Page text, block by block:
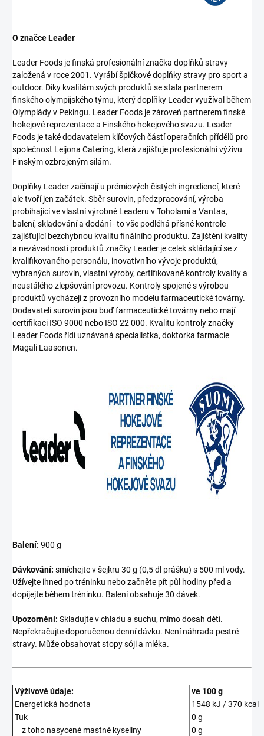
O značce Leader
Leader Foods je finská profesionální značka doplňků stravy
založená v roce 2001. Vyrábí špičkové doplňky stravy pro sport a
outdoor. Díky kvalitám svých produktů se stala partnerem
finského olympijského týmu, který doplňky Leader využíval během
Olympiády v Pekingu. Leader Foods je zároveň partnerem finské
hokejové reprezentace a Finského hokejového svazu. Leader
Foods je také dodavatelem klíčových částí operačních přídělů pro
společnost Leijona Catering, která zajišťuje profesionální výživu
Finským ozbrojeným silám.
Doplňky Leader začínají u prémiových čistých ingrediencí, které
ale tvoří jen začátek. Sběr surovin, předzpracování, výroba
probíhající ve vlastní výrobně Leaderu v Toholami a Vantaa,
balení, skladování a dodání - to vše podléhá přísné kontrole
zajišťující bezchybnou kvalitu finálního produktu. Zajištění kvality
a nezávadnosti produktů značky Leader je celek skládající se z
kvalifikovaného personálu, inovativního vývoje produktů,
vybraných surovin, vlastní výroby, certifikované kontroly kvality a
neustálého zlepšování provozu. Kontroly spojené s výrobou
produktů vycházejí z provozního modelu farmaceutické továrny.
Dodavateli surovin jsou buď farmaceutické továrny nebo mají
certifikaci ISO 9000 nebo ISO 22 000. Kvalitu kontroly značky
Leader Foods řídí uznávaná specialistka, doktorka farmacie
Magali Laasonen.
Balení: 900 g
Dávkování: smíchejte v šejkru 30 g (0,5 dl prášku) s 500 ml vody.
Užívejte ihned po tréninku nebo začněte pít půl hodiny před a
dopíjejte během tréninku. Balení obsahuje 30 dávek.
Upozornění: Skladujte v chladu a suchu, mimo dosah dětí.
Nepřekračujte doporučenou denní dávku. Není náhrada pestré
stravy. Může obsahovat stopy sóji a mléka.
Výživové údaje:
ve 100 g
Energetická hodnota
1548 kJ / 370 kcal
Tuk
0 g
z toho nasycené mastné kyseliny
0 g